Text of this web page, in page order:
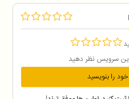
سرویس نظر دهید
را بنویسید